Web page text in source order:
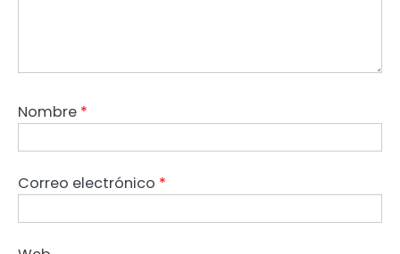
Nombre *
Correo electrónico *